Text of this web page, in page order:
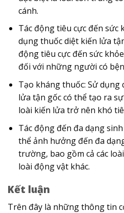
cánh.
Tác động tiêu cực đến sức
dụng thuốc diệt kiến lửa
động tiêu cực đến sức
đối với những người có
Tạo kháng thuốc: Sử
lửa tận gốc có thể tạo ra
loài kiến lửa trở nên khó
Tác động đến đa dạng
thể ảnh hưởng đến đa
trường, bao gồm cả các
loài động vật khác.
Kết luận
Trên đây là những thông tin